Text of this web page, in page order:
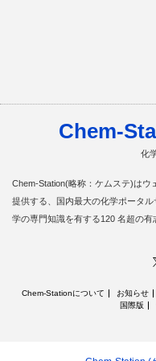
Chem-
化
Chem-Station(略称：ケムステ)はウ
提供する、国内最大の化学ポータ
学の専門知識を有する120 名超の有
Chem-Stationについて お知らせ
国際版